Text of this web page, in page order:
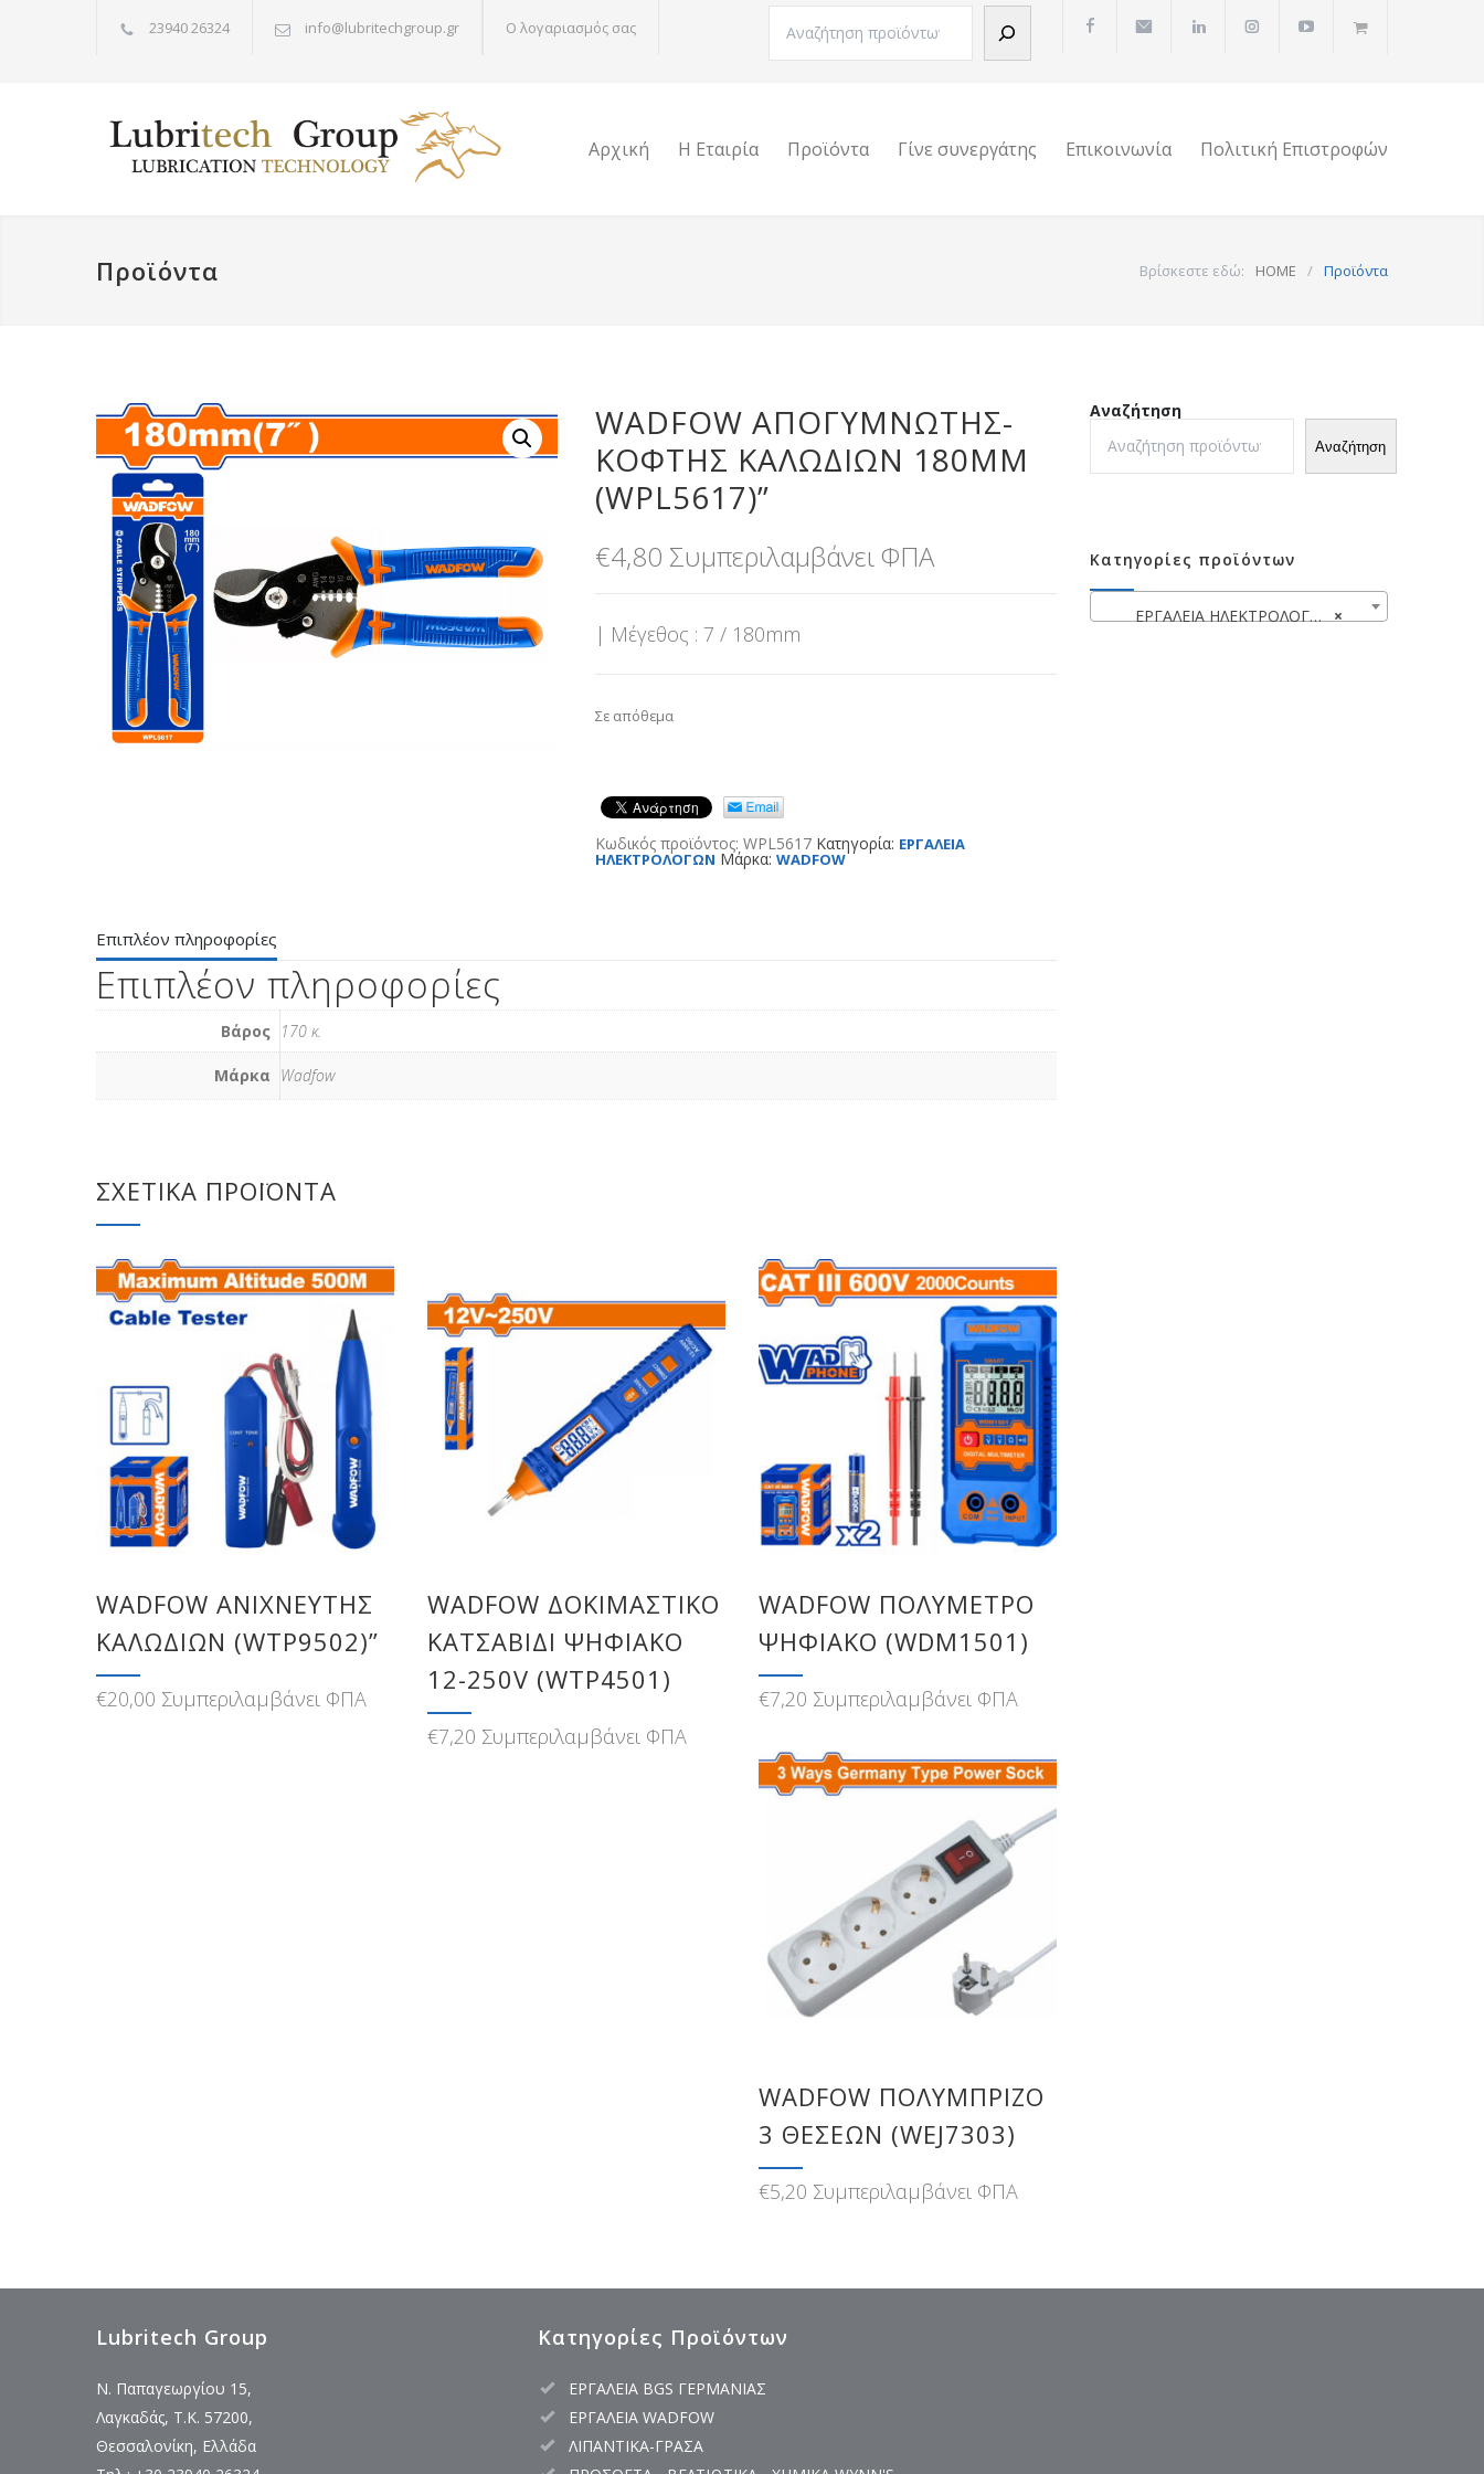
23940 26324 info@lubritechgroup.gr Ο λογαριασμός σας
Αναζήτηση
Αρχική Η Εταιρία Προϊόντα Γίνε συνεργάτης Επικοινωνία Πολιτική Επιστροφών
Προϊόντα Βρίσκεστε εδώ: HOME / Προϊόντα
WADFOW ΑΠΟΓΥΜΝΩΤΗΣ-
ΚΟΦΤΗΣ ΚΑΛΩΔΙΩΝ 180MM
(WPL5617)”
€4,80 Συμπεριλαμβάνει ΦΠΑ
| Μέγεθος : 7 / 180mm
Σε απόθεμα
Κωδικός προϊόντος:WPL5617 Κατηγορία: ΕΡΓΑΛΕΙΑ
ΗΛΕΚΤΡΟΛΟΓΩΝ Μάρκα:WADFOW
Επιπλέον πληροφορίες
Επιπλέον πληροφορίες
Βάρος 170 κ.
Μάρκα Wadfow
ΣΧΕΤΙΚΆ ΠΡΟΪΌΝΤΑ
WADFOW ΑΝΙΧΝΕΥΤΗΣ
ΚΑΛΩΔΙΩΝ (WTP9502)”
€20,00 Συμπεριλαμβάνει ΦΠΑ
WADFOW ΔΟΚΙΜΑΣΤΙΚΟ
ΚΑΤΣΑΒΙΔΙ ΨΗΦΙΑΚΟ
12-250V (WTP4501)
€7,20 Συμπεριλαμβάνει ΦΠΑ
WADFOW ΠΟΛΥΜΕΤΡΟ
ΨΗΦΙΑΚΟ (WDM1501)
€7,20 Συμπεριλαμβάνει ΦΠΑ
WADFOW ΠΟΛΥΜΠΡΙΖΟ
3 ΘΕΣΕΩΝ (WEJ7303)
€5,20 Συμπεριλαμβάνει ΦΠΑ
Αναζήτηση
Αναζήτηση
Κατηγορίες προϊόντων
×
ΕΡΓΑΛΕΙΑ ΗΛΕΚΤΡΟΛΟΓΩΝ
Lubritech Group
Ν. Παπαγεωργίου 15,
Λαγκαδάς, Τ.Κ. 57200,
Θεσσαλονίκη, Ελλάδα
Κατηγορίες Προϊόντων
ΕΡΓΑΛΕΙΑ BGS ΓΕΡΜΑΝΙΑΣ
ΕΡΓΑΛΕΙΑ WADFOW
ΛΙΠΑΝΤΙΚΑ-ΓΡΑΣΑ